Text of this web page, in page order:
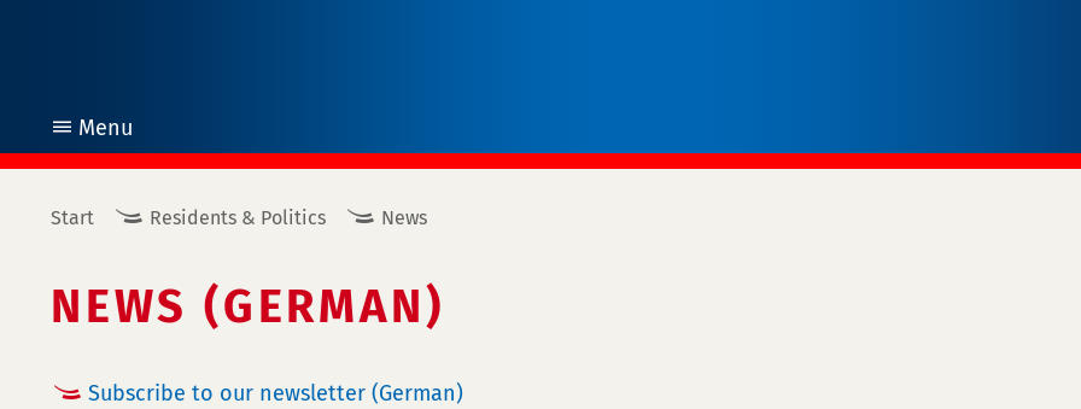
Menu
open
Start Residents & Politics News
NEWS (GERMAN)
Subscribe to our newsletter (German)